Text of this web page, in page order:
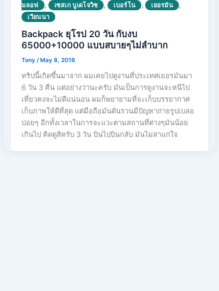
มลอฟ
, เซสเก บูเดโจวิซ , เบอร์โน , เยอรมัน ,
เวียนนา
Backpack ยุโรป 20 วัน กับงบ
65000+10000 แบบสบายๆไม่ลำบาก
Tony /May 8, 2016
ทริปนี้เกิดขึ้นมาจาก ผมเคยไปดูงานที่ประเทศเยอรมันมา
6 วัน 3 คืน แต่อย่างว่านะครับ มันเป็นการดูงานจะหนีไป
เที่ยวคงจะไม่ดีแน่นอน ผมก็พยายามที่จะเก็บบรรยากาศ
เก็บภาพให้ดีที่สุด แต่มือถือมันดันรวนมีปัญหาถ่ายรูปเบลอ
บ่อยๆ อีกทั้งเวลาในการจะแวะตามสถานที่ต่างๆมันน้อย
เกินไป คิดดูสิครับ 3 วัน บินไปบินกลับ มันไม่สาแก่ใจ